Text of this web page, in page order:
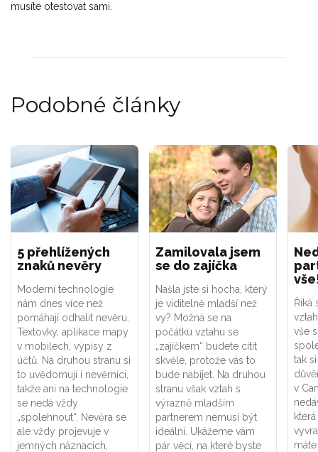
musíte otestovat sami.
Podobné články
5 přehlížených
znaků nevěry
Moderní technologie
nám dnes více než
pomáhají odhalit nevěru.
Textovky, aplikace mapy
v mobilech, výpisy z
účtů. Na druhou stranu si
to uvědomují i nevěrníci,
takže ani na technologie
se nedá vždy
„spolehnout“. Nevěra se
ale vždy projevuje v
jemných náznacích,
Zamilovala jsem
se do zajíčka
Našla jste si hocha, který
je viditelně mladší než
vy? Možná se na
počátku vztahu se
„zajíčkem“ budete cítit
skvěle, protože vás to
bude nabíjet. Na druhou
stranu však vztah s
výrazně mladším
partnerem nemusí být
ideální. Ukážeme vám
pár věcí, na které byste
Říká
vše
tak
v